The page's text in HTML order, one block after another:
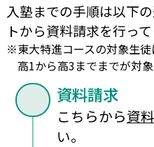
入塾までの手順は以下
トから資料請求を行って
※東大特進コースの対象生
高1から高3までまでが対
資料請求
こちらから資
い。